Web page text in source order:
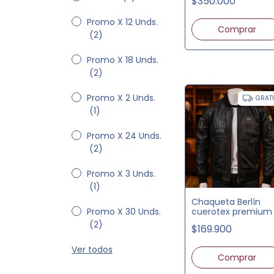
Promo X 12 Unds.
(2)
Promo X 18 Unds.
(2)
Promo X 2 Unds.
(1)
Promo X 24 Unds.
(2)
Promo X 3 Unds.
(1)
Promo X 30 Unds.
(2)
Ver todos
Chaqueta Berlín
cuerotex premium
$169.900
Comprar